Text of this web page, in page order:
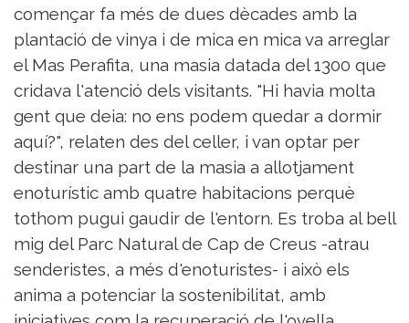
començar fa més de dues dècades amb la
plantació de vinya i de mica en mica va arreglar
el Mas Perafita, una masia datada del 1300 que
cridava l'atenció dels visitants. "Hi havia molta
gent que deia: no ens podem quedar a dormir
aquí?", relaten des del celler, i van optar per
destinar una part de la masia a allotjament
enoturístic amb quatre habitacions perquè
tothom pugui gaudir de l'entorn. Es troba al bell
mig del Parc Natural de Cap de Creus -atrau
senderistes, a més d'enoturistes- i això els
anima a potenciar la sostenibilitat, amb